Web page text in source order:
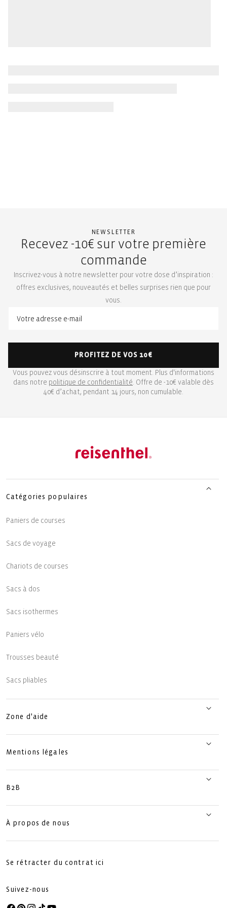
NEWSLETTER
Recevez -10€ sur votre première
commande
Inscrivez-vous à notre newsletter pour votre dose d’inspiration :
offres exclusives, nouveautés et belles surprises rien que pour
vous.
PROFITEZ DE VOS 10€
Vous pouvez vous désinscrire à tout moment. Plus d'informations
dans notre politique de confidentialité . Offre de -10€ valable dès
40€ d’achat, pendant 14 jours, non cumulable.
Catégories populaires
Paniers de courses
Sacs de voyage
Chariots de courses
Sacs à dos
Sacs isothermes
Paniers vélo
Trousses beauté
Sacs pliables
Zone d'aide
Mentions légales
B2B
À propos de nous
Se rétracter du contrat ici
Suivez-nous